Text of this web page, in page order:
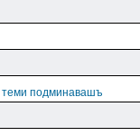
теми подминавашъ